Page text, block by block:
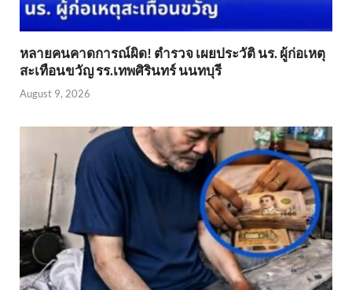
หลายคนคาดการณ์ผิด! ตำรวจ เผยประวัติ นร. ผู้ก่อเหตุ
สะเทือนขวัญ รร.เทพศิรินทร์ นนทบุรี
August 9, 2026